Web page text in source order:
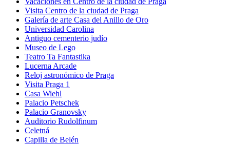
Visita Centro de la ciudad de Praga
Galería de arte Casa del Anillo de Oro
Universidad Carolina
Antiguo cementerio judío
Museo de Lego
Teatro Ta Fantastika
Lucerna Arcade
Reloj astronómico de Praga
Visita Praga 1
Casa Wiehl
Palacio Petschek
Palacio Granovsky
Auditorio Rudolfinum
Celetná
Capilla de Belén